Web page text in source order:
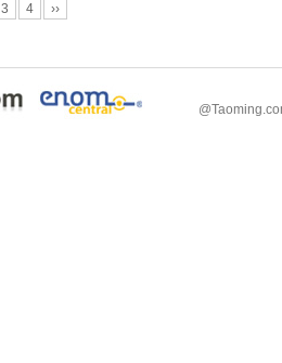
3 4 ››
@